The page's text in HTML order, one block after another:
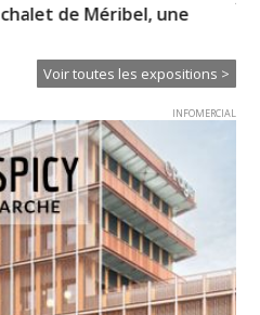
de Méribel, une
Voir toutes les expositions >
INFOMERCIAL